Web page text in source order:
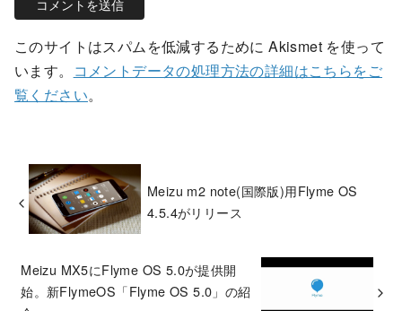
このサイトはスパムを低減するために Akismet を使って
います。
コメントデータの処理方法の詳細はこちらをご
覧ください。
Meizu m2 note(国際版)用Flyme OS
4.5.4がリリース
Meizu MX5にFlyme OS 5.0が提供開
始。新FlymeOS「Flyme OS 5.0」の紹